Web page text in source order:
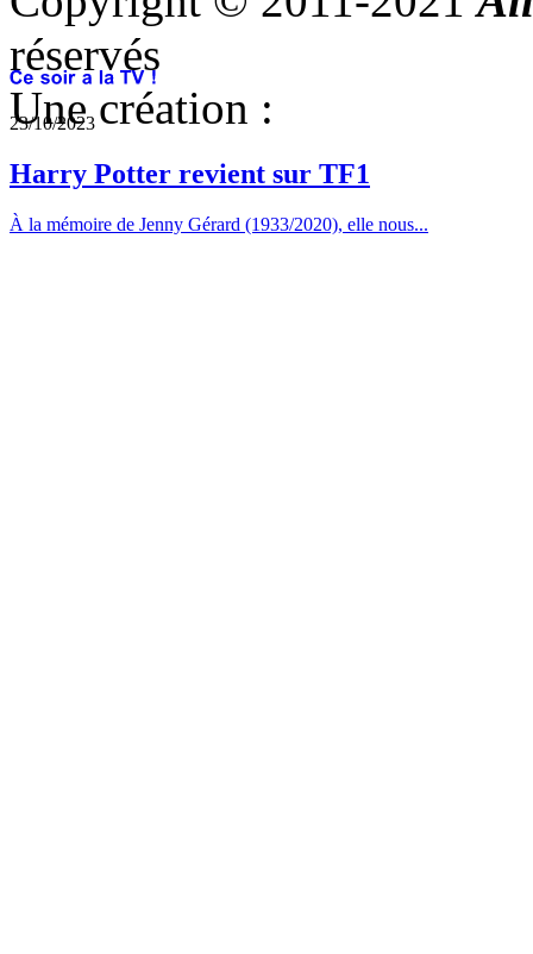
23/10/2023
Harry Potter revient sur TF1
À la mémoire de Jenny Gérard (1933/2020), elle nous...
réservés
Une création :